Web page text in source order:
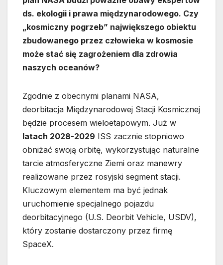
ds. ekologii i prawa międzynarodowego. Czy
„kosmiczny pogrzeb” największego obiektu
zbudowanego przez człowieka w kosmosie
może stać się zagrożeniem dla zdrowia
naszych oceanów?
Zgodnie z obecnymi planami NASA,
deorbitacja Międzynarodowej Stacji Kosmicznej
będzie procesem wieloetapowym. Już w
latach 2028-2029 ISS zacznie stopniowo
obniżać swoją orbitę, wykorzystując naturalne
tarcie atmosferyczne Ziemi oraz manewry
realizowane przez rosyjski segment stacji.
Kluczowym elementem ma być jednak
uruchomienie specjalnego pojazdu
deorbitacyjnego (U.S. Deorbit Vehicle, USDV),
który zostanie dostarczony przez firmę
SpaceX.